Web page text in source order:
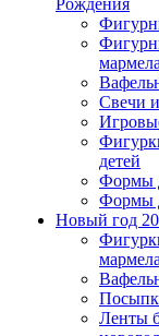
Свечи
детей
Формы
Формы
Новый год
Ленты